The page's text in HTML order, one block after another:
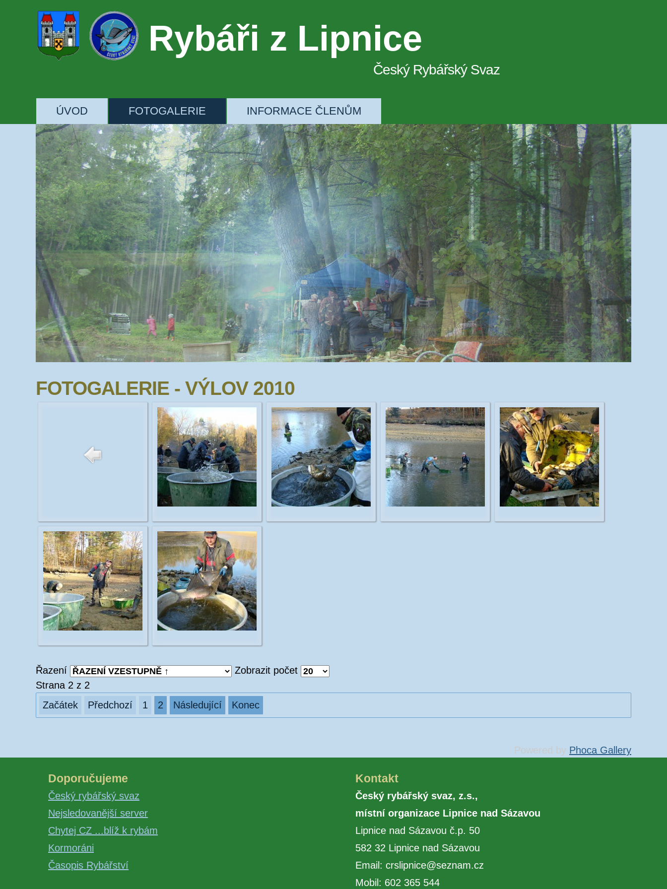
Rybáři z Lipnice
Český Rybářský Svaz
ÚVOD FOTOGALERIE INFORMACE ČLENŮM
FOTOGALERIE - VÝLOV 2010
Řazení
Zobrazit počet
Strana 2 z 2
Začátek
Předchozí 1 2 Následující Konec
Powered by Phoca Gallery
Doporučujeme
Český rybářský svaz
Nejsledovanější server
Chytej CZ ...blíž k rybám
Kormoráni
Časopis Rybářství
Kontakt
Český rybářský svaz, z.s.,
místní organizace Lipnice nad Sázavou
Lipnice nad Sázavou č.p. 50
582 32 Lipnice nad Sázavou
Email: crslipnice@seznam.cz
Mobil: 602 365 544